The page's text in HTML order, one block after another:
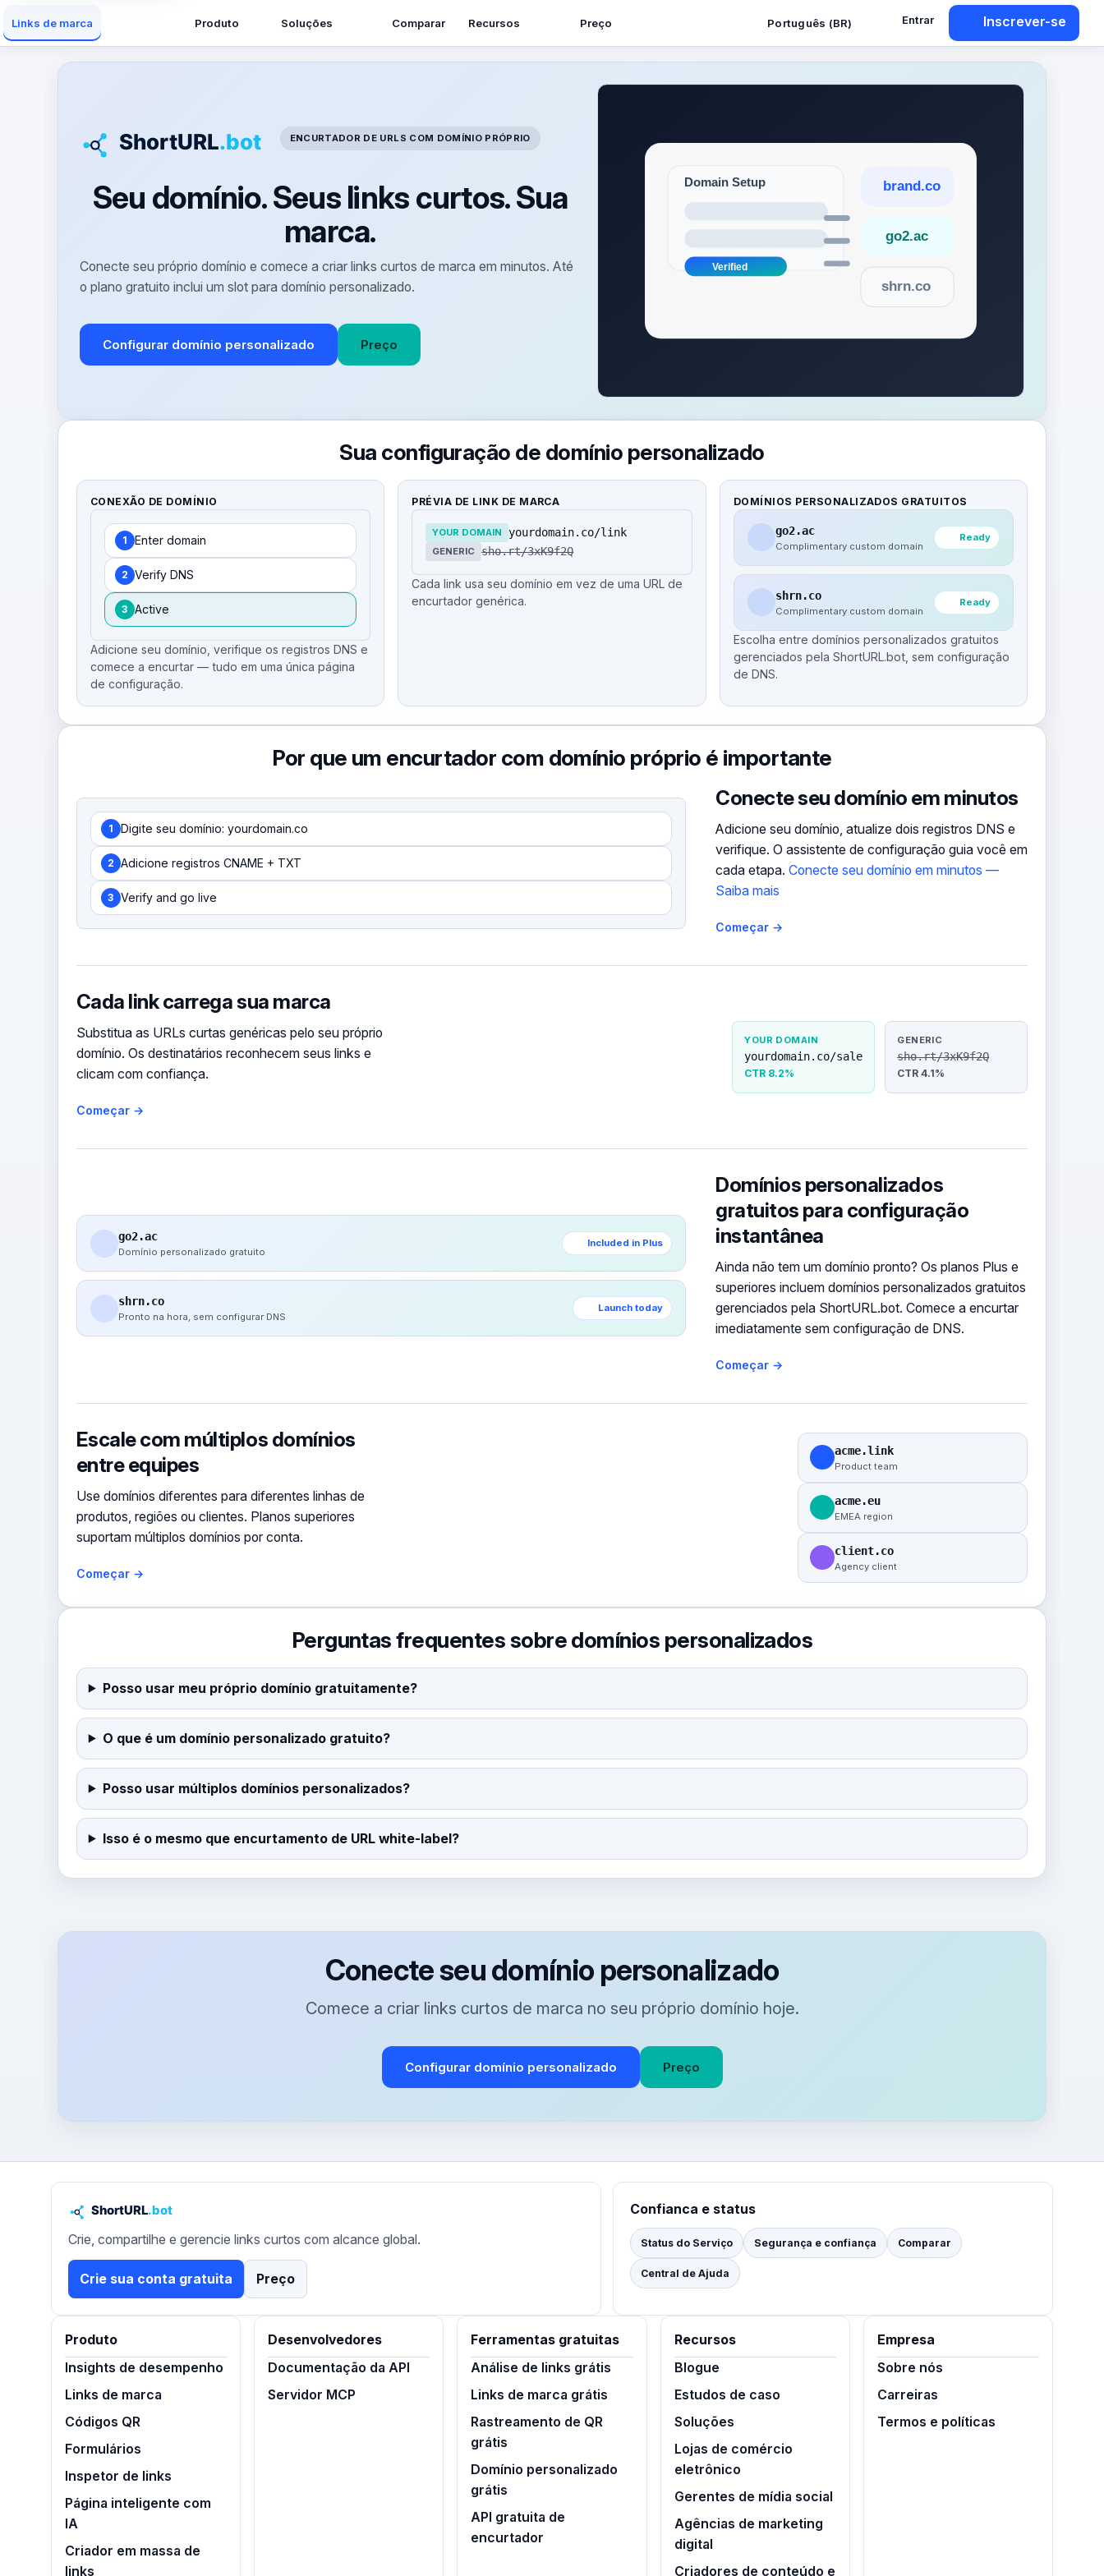
Links de marca Produto Soluções Comparar Recursos Preço Português (BR) Entrar Inscrever-se
ENCURTADOR DE URLS COM DOMÍNIO PRÓPRIO
Seu domínio. Seus links curtos. Sua
marca.
Conecte seu próprio domínio e comece a criar links curtos de marca em minutos. Até
o plano gratuito inclui um slot para domínio personalizado.
Configurar domínio personalizado Preço
Sua configuração de domínio personalizado
CONEXÃO DE DOMÍNIO
1 Enter domain
2 Verify DNS
3 Active
Adicione seu domínio, verifique os registros DNS e
comece a encurtar — tudo em uma única página
de configuração.
PRÉVIA DE LINK DE MARCA
YOUR DOMAIN yourdomain.co/link
GENERIC sho.rt/3xK9f2Q
Cada link usa seu domínio em vez de uma URL de
encurtador genérica.
DOMÍNIOS PERSONALIZADOS GRATUITOS
go2.ac
Complimentary custom domain
Ready
shrn.co
Complimentary custom domain
Ready
Escolha entre domínios personalizados gratuitos
gerenciados pela ShortURL.bot, sem configuração
de DNS.
Por que um encurtador com domínio próprio é importante
1 Digite seu domínio: yourdomain.co
2 Adicione registros CNAME + TXT
3 Verify and go live
Conecte seu domínio em minutos
Adicione seu domínio, atualize dois registros DNS e
verifique. O assistente de configuração guia você em
cada etapa.Conecte seu domínio em minutos —
Saiba mais
Começar →
YOUR DOMAIN
yourdomain.co/sale
CTR 8.2%
GENERIC
sho.rt/3xK9f2Q
CTR 4.1%
Cada link carrega sua marca
Substitua as URLs curtas genéricas pelo seu próprio
domínio. Os destinatários reconhecem seus links e
clicam com confiança.
Começar →
go2.ac
Domínio personalizado gratuito
Included in Plus
shrn.co
Pronto na hora, sem configurar DNS
Launch today
Domínios personalizados
gratuitos para configuração
instantânea
Ainda não tem um domínio pronto? Os planos Plus e
superiores incluem domínios personalizados gratuitos
gerenciados pela ShortURL.bot. Comece a encurtar
imediatamente sem configuração de DNS.
Começar →
acme.link
Product team
acme.eu
EMEA region
client.co
Agency client
Escale com múltiplos domínios
entre equipes
Use domínios diferentes para diferentes linhas de
produtos, regiões ou clientes. Planos superiores
suportam múltiplos domínios por conta.
Começar →
Perguntas frequentes sobre domínios personalizados
Posso usar meu próprio domínio gratuitamente?
O que é um domínio personalizado gratuito?
Posso usar múltiplos domínios personalizados?
Isso é o mesmo que encurtamento de URL white-label?
Conecte seu domínio personalizado
Comece a criar links curtos de marca no seu próprio domínio hoje.
Configurar domínio personalizado Preço
Crie, compartilhe e gerencie links curtos com alcance global.
Crie sua conta gratuita Preço
Confianca e status
Status do Serviço Segurança e confiança Comparar
Central de Ajuda
Produto
Insights de desempenho
Links de marca
Códigos QR
Formulários
Inspetor de links
Página inteligente com
IA
Criador em massa de
links
Desenvolvedores
Documentação da API
Servidor MCP
Ferramentas gratuitas
Análise de links grátis
Links de marca grátis
Rastreamento de QR
grátis
Domínio personalizado
grátis
API gratuita de
encurtador
Recursos
Blogue
Estudos de caso
Soluções
Lojas de comércio
eletrônico
Gerentes de mídia social
Agências de marketing
digital
Criadores de conteúdo e
Empresa
Sobre nós
Carreiras
Termos e políticas